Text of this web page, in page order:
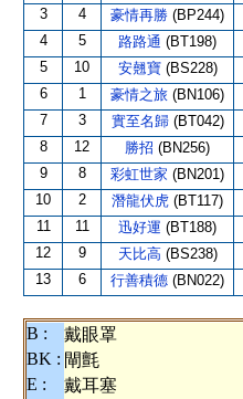
3 4 豪情再勝 (BP244)
4 5 路路通 (BT198)
5 10 安翹寶 (BS228)
6 1 豪情之旅 (BN106)
7 3 實至名歸 (BT042)
8 12 勝招 (BN256)
9 8 彩虹世家 (BN201)
10 2 潛龍伏虎 (BT117)
11 11 迅好運 (BT188)
12 9 天比高 (BS238)
13 6 行善積德 (BN022)
B : 戴眼罩
BK : 閘氈
E :
戴耳塞